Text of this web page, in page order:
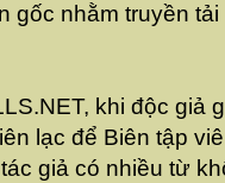
gốc nhằm truyền
khi độc giả
lạc để Biên tập
giả có nhiều từ